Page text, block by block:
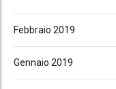
Febbraio 2019
Gennaio 2019